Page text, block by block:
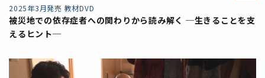
2025年3月発売 教材DVD
被災地での依存症者への関わりから読み解く ─生きることを支
えるヒント─